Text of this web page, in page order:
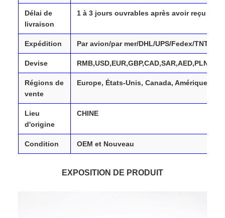
Délai de
livraison
1 à 3 jours ouvrables après avoir reçu
Expédition Par avion/par mer/DHL/UPS/Fedex/TNT/
Devise
Régions de
vente
Europe, États-Unis, Canada, Amérique du
Lieu
d'origine
CHINE
Condition OEM et Nouveau
EXPOSITION DE PRODUIT